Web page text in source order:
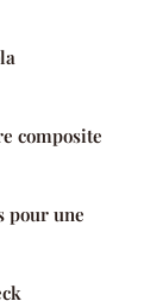
composite
pour une